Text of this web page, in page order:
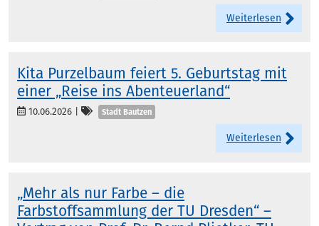
Weiterlesen
Kita Purzelbaum feiert 5. Geburtstag mit
einer „Reise ins Abenteuerland“
10.06.2026 Kategorien
Stadt Bautzen
Weiterlesen
„Mehr als nur Farbe – die
Farbstoffsammlung der TU Dresden“ –